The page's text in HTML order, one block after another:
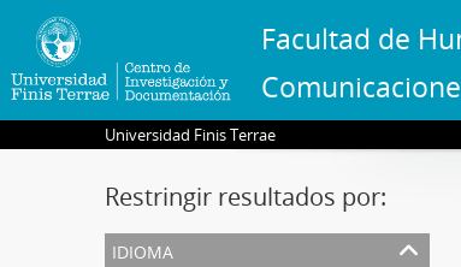
Facultad de
Universidad Finis Terrae
Restringir resultados por:
idioma